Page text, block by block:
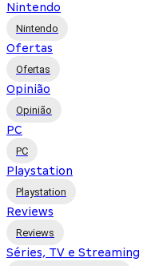
Nintendo
Nintendo
Ofertas
Ofertas
Opinião
Opinião
PC
PC
Playstation
Playstation
Reviews
Reviews
Séries, TV e Streaming